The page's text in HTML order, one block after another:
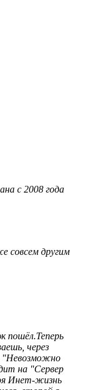
с 2008 года
совсем другим
пошёл.Теперь
через
"Невозможно
на "Сервер
Инет-жизнь